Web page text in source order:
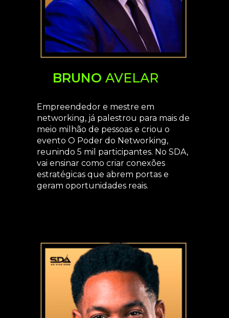
BRUNO AVELAR
Empreendedor e mestre em
networking, já palestrou para mais de
meio milhão de pessoas e criou o
evento O Poder do Networking,
reunindo 5 mil participantes. No SDA,
vai ensinar como criar conexões
estratégicas que abrem portas e
geram oportunidades reais.